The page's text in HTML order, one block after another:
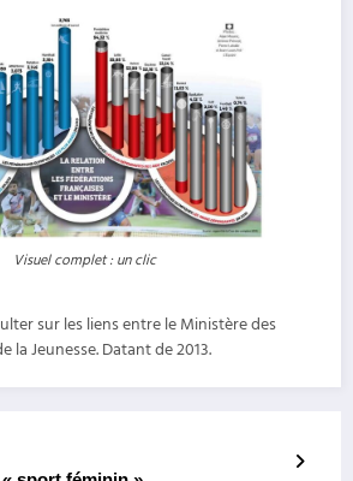
Visuel complet : un clic
sur les liens entre le Ministère des
la Jeunesse. Datant de 2013.